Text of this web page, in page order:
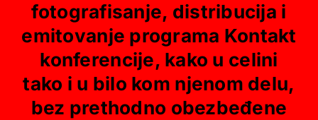
fotografisanje, distribucija i
emitovanje programa Kontakt
konferencije, kako u celini
tako i u bilo kom njenom delu,
bez prethodno obezbeđene